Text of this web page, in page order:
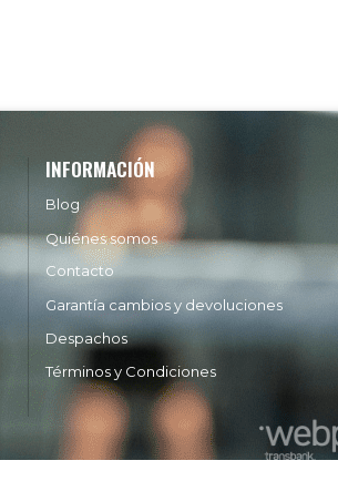
INFORMACIÓN
Blog
Quiénes somos
Contacto
Garantía cambios y devoluciones
Despachos
Términos y Condiciones